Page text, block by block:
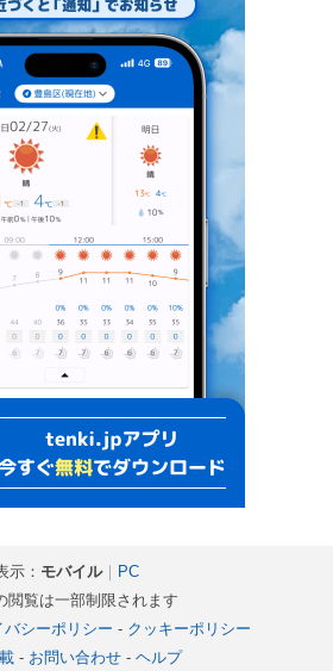
示： モバイル｜ PC
閲覧は一部制限されます
バシーポリシー - クッキーポリシー
- お問い合わせ- ヘルプ